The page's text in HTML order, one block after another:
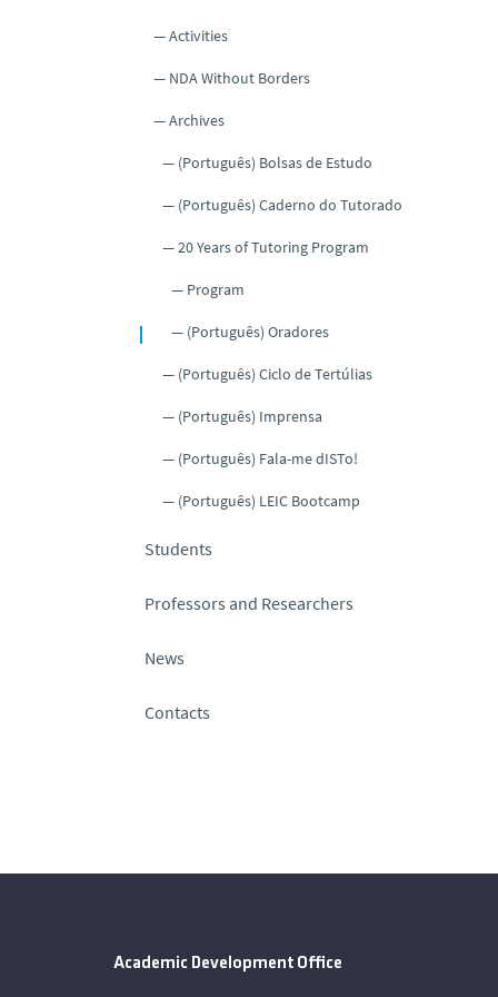
Activities
NDA Without Borders
Archives
(Português) Bolsas de Estudo
(Português) Caderno do Tutorado
20 Years of Tutoring Program
Program
(Português) Oradores
(Português) Ciclo de Tertúlias
(Português) Imprensa
(Português) Fala-me dISTo!
(Português) LEIC Bootcamp
Students
Professors and Researchers
News
Contacts
Academic Development Office